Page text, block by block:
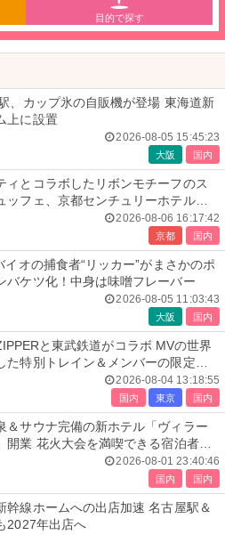
目的で探す
、カップ氷の自販機が登場 東海道新
上に設置
2026-08-05 15:45:23
大阪 国内
ィとコラボしたリボンモチーフのス
ッフェ、京都センチュリーホテルで
2026-08-06 16:17:42
京都 国内
イオの捕食者“リッカー”がまさかのポ
バケツ化！中身は味噌フレーバー
2026-08-05 11:03:43
大阪 国内
と東武鉄道がコラボ MVの世界
た特別トレイン＆メンバーの限定ア
2026-08-04 13:18:55
国内 東京 国内
＆サウナ完備の新ホテル「ヴィラー
開業 花火大会を満喫できる宿泊者専
2026-08-01 23:40:46
国内 国内
幹線ホームへの出店加速 名古屋駅＆
2027年出店へ